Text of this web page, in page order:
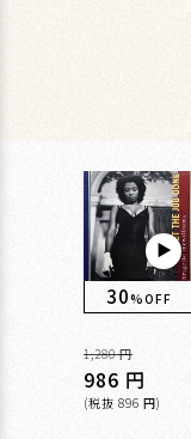
▶︎
30%OFF
通
常
価
1,280 円
セ
ー
986 円
(税抜 896 円)